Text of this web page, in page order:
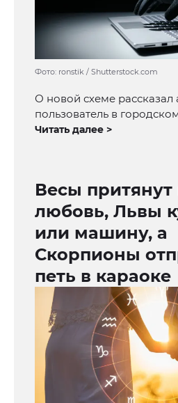
Фото: ronstik / Shutterstock.com
О новой схеме
пользователь в
Читать далее >
Весы притянут
любовь, Львы
или машину, а
Скорпионы
петь в караоке